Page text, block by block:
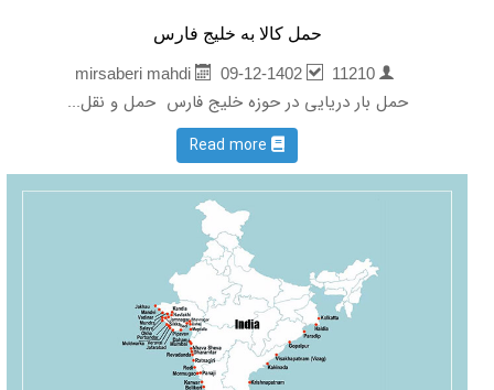
حمل کالا به خلیج فارس
mirsaberi mahdi
09-12-1402 11210
حمل بار دریایی در حوزه خلیج فارس حمل و نقل...
Read more